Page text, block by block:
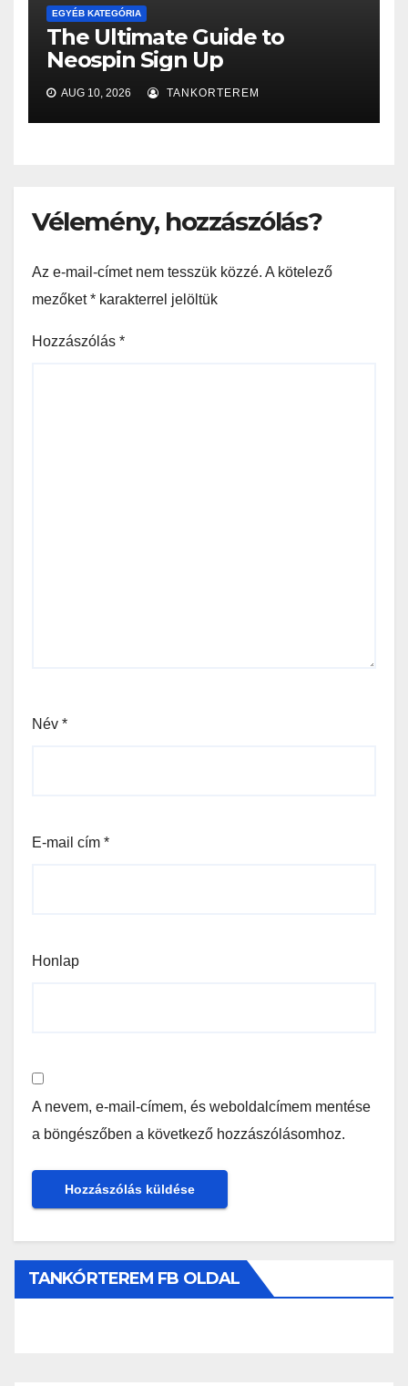
EGYÉB KATEGÓRIA
The Ultimate Guide to
Neospin Sign Up
AUG 10, 2026 TANKORTEREM
Vélemény, hozzászólás?
Az e-mail-címet nem tesszük közzé. A kötelező
mezőket* karakterrel jelöltük
Hozzászólás *
Név *
E-mail cím *
Honlap
A nevem, e-mail-címem, és weboldalcímem mentése
a böngészőben a következő hozzászólásomhoz.
TANKÓRTEREM FB OLDAL